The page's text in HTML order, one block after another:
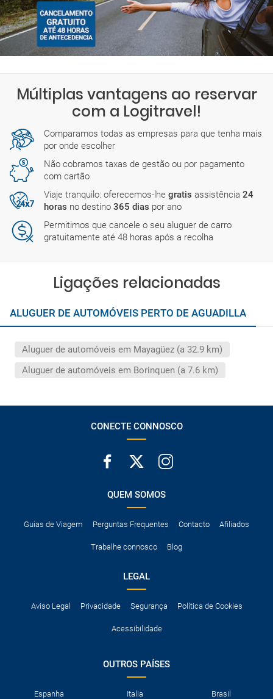
processo de reserva.
Múltiplas vantagens ao reservar
com a Logitravel!
Comparamos todas as empresas para que tenha mais
por onde escolher
Não cobramos taxas de gestão ou por pagamento
com cartão
Viaje tranquilo: oferecemos-lhe gratis assistência 24
horas no destino 365 dias por ano
Permitimos que cancele o seu aluguer de carro
gratuitamente até 48 horas após a recolha
Ligações relacionadas
ALUGUER DE AUTOMÓVEIS PERTO DE AGUADILLA
Aluguer de automóveis em Mayagüez (a 32.9 km)
Aluguer de automóveis em Borinquen (a 7.6 km)
CONECTE CONNOSCO
QUEM SOMOS
Guias de Viagem Perguntas Frequentes Contacto Afiliados
Trabalhe connosco Blog
LEGAL
Aviso Legal Privacidade Segurança Política de Cookies
Acessibilidade
OUTROS PAÍSES
Espanha Italia Brasil